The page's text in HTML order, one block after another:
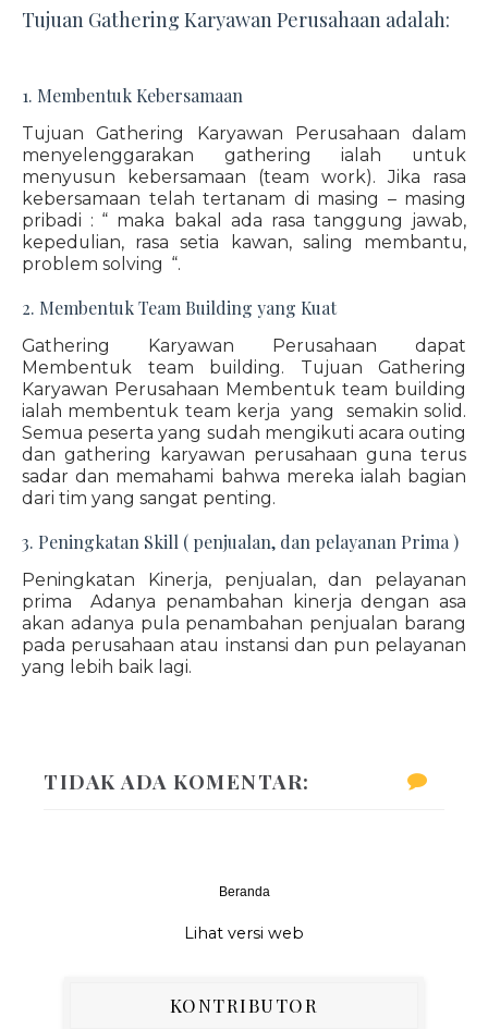
Tujuan Gathering Karyawan Perusahaan adalah:
1. Membentuk Kebersamaan
Tujuan Gathering Karyawan Perusahaan dalam
menyelenggarakan gathering ialah untuk
menyusun kebersamaan (team work). Jika rasa
kebersamaan telah tertanam di masing – masing
pribadi : “ maka bakal ada rasa tanggung jawab,
kepedulian, rasa setia kawan, saling membantu,
problem solving “.
2. Membentuk Team Building yang Kuat
Gathering Karyawan Perusahaan dapat
Membentuk team building. Tujuan Gathering
Karyawan Perusahaan Membentuk team building
ialah membentuk team kerja yang semakin solid.
Semua peserta yang sudah mengikuti acara outing
dan gathering karyawan perusahaan guna terus
sadar dan memahami bahwa mereka ialah bagian
dari tim yang sangat penting.
3. Peningkatan Skill ( penjualan, dan pelayanan Prima )
Peningkatan Kinerja, penjualan, dan pelayanan
prima Adanya penambahan kinerja dengan asa
akan adanya pula penambahan penjualan barang
pada perusahaan atau instansi dan pun pelayanan
yang lebih baik lagi.
TIDAK ADA KOMENTAR:
Beranda
Lihat versi web
KONTRIBUTOR